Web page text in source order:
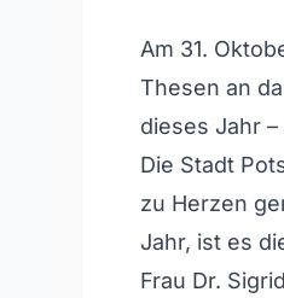
Am 31.
Thesen an
dieses Jahr
Die Stadt
zu Herzen
Jahr, ist es
Frau Dr.